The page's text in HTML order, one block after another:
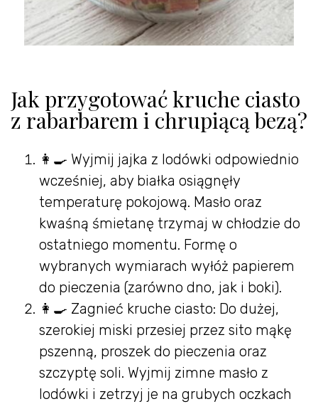
Jak przygotować kruche ciasto
z rabarbarem i chrupiącą bezą?
👩‍🍳 Wyjmij jajka z lodówki odpowiednio
wcześniej, aby białka osiągnęły
temperaturę pokojową. Masło oraz
kwaśną śmietanę trzymaj w chłodzie do
ostatniego momentu. Formę o
wybranych wymiarach wyłóż papierem
do pieczenia (zarówno dno, jak i boki).
👩‍🍳 Zagnieć kruche ciasto: Do dużej,
szerokiej miski przesiej przez sito mąkę
pszenną, proszek do pieczenia oraz
szczyptę soli. Wyjmij zimne masło z
lodówki i zetrzyj je na grubych oczkach